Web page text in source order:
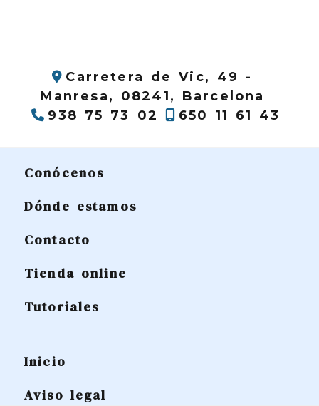
Carretera de Vic, 49 -
Manresa, 08241, Barcelona
938 75 73 02
650 11 61 43
Conócenos
Dónde estamos
Contacto
Tienda online
Tutoriales
Inicio
Aviso legal